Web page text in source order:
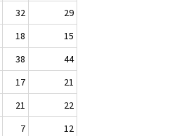
32
29
18
15
38
44
17
21
21
22
7
12